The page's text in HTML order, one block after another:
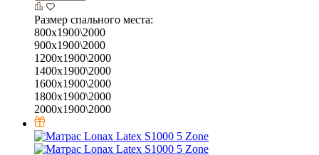
Размер спального места:
800х1900\2000
900х1900\2000
1200х1900\2000
1400х1900\2000
1600х1900\2000
1800х1900\2000
2000х1900\2000